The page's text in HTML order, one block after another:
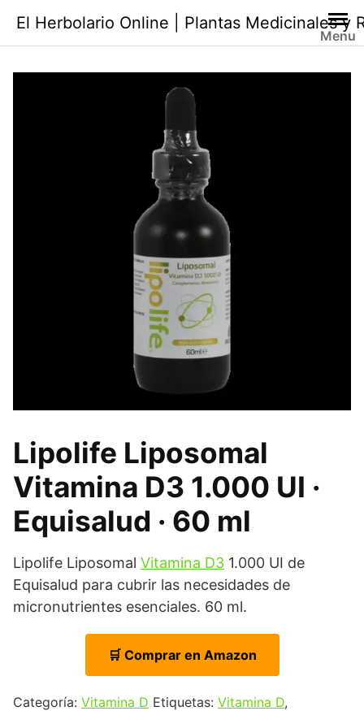
contenido
El Herbolario Online | Plantas Medicinales y
Menu
Lipolife Liposomal
Vitamina D3 1.000 UI ·
Equisalud · 60 ml
Lipolife Liposomal Vitamina D3 1.000 UI de
Equisalud para cubrir las necesidades de
micronutrientes esenciales. 60 ml.
🛒 Comprar en Amazon
Categoría: Vitamina D Etiquetas: Vitamina D,